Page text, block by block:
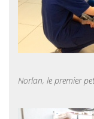
Norlan, le premier